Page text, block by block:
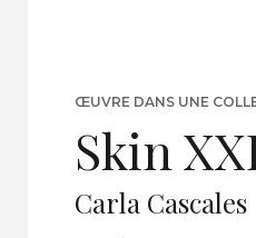
ŒUVRE DANS UNE
Skin
Carla Cascales